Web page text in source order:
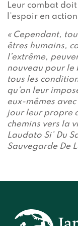
Leur combat
l’espoir en
« Cependant,
êtres humains,
l’extrême,
nouveau pour le
tous les
qu’on leur
eux-mêmes
jour leur propre
chemins vers la
Laudato Si’ Du
Sauvegarde De